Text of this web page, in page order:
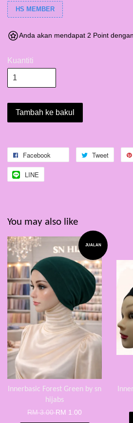
HS MEMBER
Anda akan mendapat 2 Point
Kuantiti
Tambah ke bakul
Facebook Tweet
LINE
You may also like
JUALAN
Innerbasic Forest Green by sn
hijabs
RM 3.00RM 1.00